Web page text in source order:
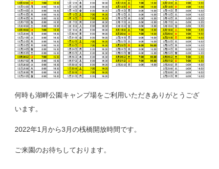
何時も湖畔公園キャンプ場をご利用いただきありがとうござ
います。
2022年1月から3月の桟橋開放時間です。
ご来園のお待ちしております。